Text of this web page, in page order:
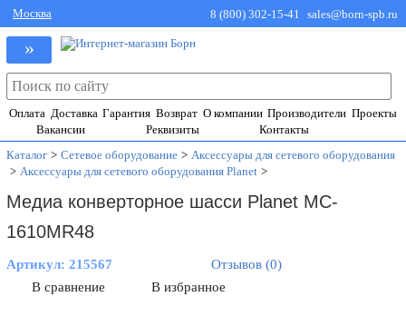
Москва 8 (800) 302-15-41 sales@born-spb.ru
»
Оплата Доставка Гарантия Возврат О компании Производители Проекты
Вакансии
Реквизиты
Контакты
Каталог > Сетевое оборудование > Аксессуары для сетевого оборудования
> Аксессуары для сетевого оборудования Planet >
Медиа конверторное шасси Planet MC-
1610MR48
Артикул:215567
Отзывов (0)
В сравнение
В избранное